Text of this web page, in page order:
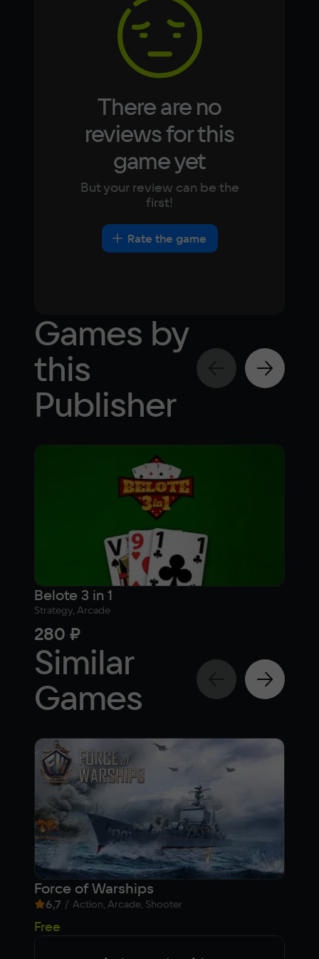
Video card
Совместимая с DirectX 9
DirectX(R): 9.0, Звуковая карта:
совместимая c DirectX
Japanese
There are no
reviews for this
game yet
But your review can be the
first!
Rate the game
Games by
this
Publisher
Belote 3 in 1
Strategy, Arcade
280 ₽
Similar
Games
Force of Warships
6,7 / Action, Arcade, Shooter
Free